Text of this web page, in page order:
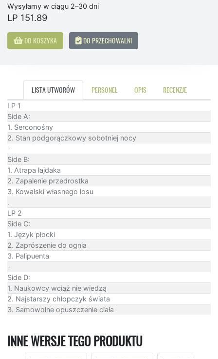
Wysyłamy w ciągu 2–30 dni
LP 151.89
DO KOSZYKA DO PRZECHOWALNI
LISTA UTWORÓW PERSONEL OPIS RECENZJE
LP 1
Side A:
1. Serconośny
2. Stan podgorączkowy sobotniej nocy
-
Side B:
1. Atrapa łajdaka
2. Zapalenie przedrostka
3. Kowalski własnego losu
.
LP 2
Side C:
1. Język płocki
2. Zaprószenie do ognia
3. Palipuenta
-
Side D:
1. Naukowcy wciąż nie wiedzą
2. Najstarszy chłopczyk świata
3. Samowolne opuszczenie ciała
INNE WERSJE TEGO PRODUKTU